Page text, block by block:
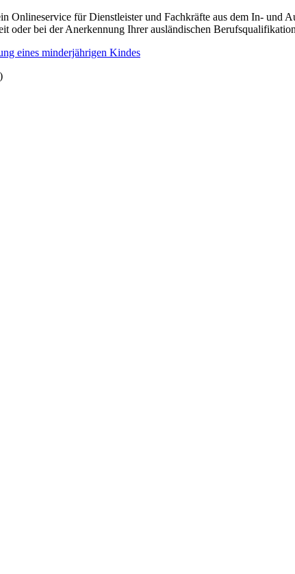
Onlineservice für Dienstleister und Fachkräfte aus dem In- und
oder bei der Anerkennung Ihrer ausländischen
eines minderjährigen Kindes